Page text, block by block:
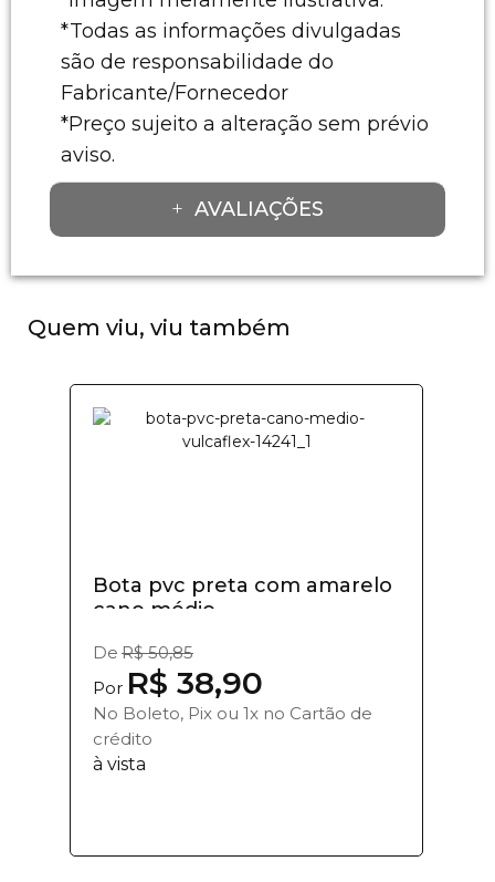
*Todas as informações divulgadas
são de responsabilidade do
Fabricante/Fornecedor
*Preço sujeito a alteração sem prévio
aviso.
AVALIAÇÕES
Quem viu, viu também
Bota pvc preta com amarelo
cano médio...
De R$ 50,85
Por R$ 38,90
No Boleto, Pix ou 1x no Cartão de
crédito
à vista